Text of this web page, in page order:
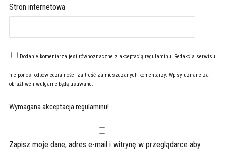
Stron internetowa
Dodanie komentarza jest równoznaczne z akceptacją regulaminu. Redakcja serwisu
nie ponosi odpowiedzialności za treść zamieszczanych komentarzy. Wpisy uznane za
obraźliwe i wulgarne będą usuwane.
Wymagana akceptacja regulaminu!
Zapisz moje dane, adres e-mail i witrynę w przeglądarce aby